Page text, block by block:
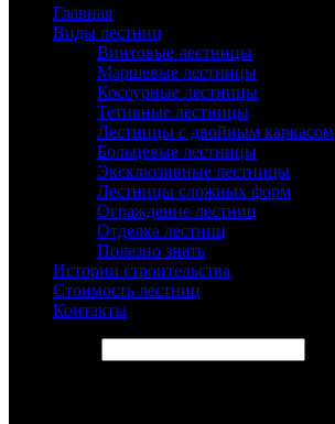
Главная
Виды лестниц
Винтовые лестницы
Маршевые лестницы
Косоурные лестницы
Тетивные лестницы
Лестницы с двойным каркасом
Больцевые лестницы
Эксклюзивные лестницы
Лестницы сложных форм
Ограждение лестниц
Отделка лестниц
Полезно знать
Истории строительства
Стоимость лестниц
Контакты